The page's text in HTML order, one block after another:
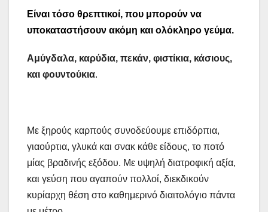
Είναι τόσο θρεπτικοί, που μπορούν να
υποκαταστήσουν ακόμη και ολόκληρο γεύμα.
Αμύγδαλα, καρύδια, πεκάν, φιστίκια, κάσιους,
και φουντούκια.
Με ξηρούς καρπούς συνοδεύουμε επιδόρπια,
γιαούρτια, γλυκά και σνακ κάθε είδους, το ποτό
μίας βραδινής εξόδου. Με υψηλή διατροφική αξία,
και γεύση που αγαπούν πολλοί, διεκδικούν
κυρίαρχη θέση στο καθημερινό διαιτολόγιο πάντα